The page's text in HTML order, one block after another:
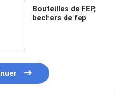
Bouteilles de FEP,
bechers de fep